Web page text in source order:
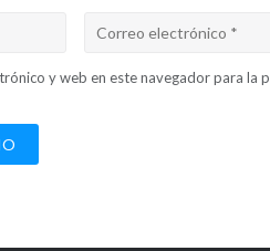
y web en este navegador para la